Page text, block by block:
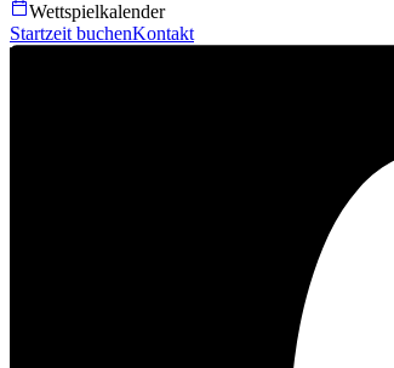
Wettspielkalender
Startzeit buchenKontakt